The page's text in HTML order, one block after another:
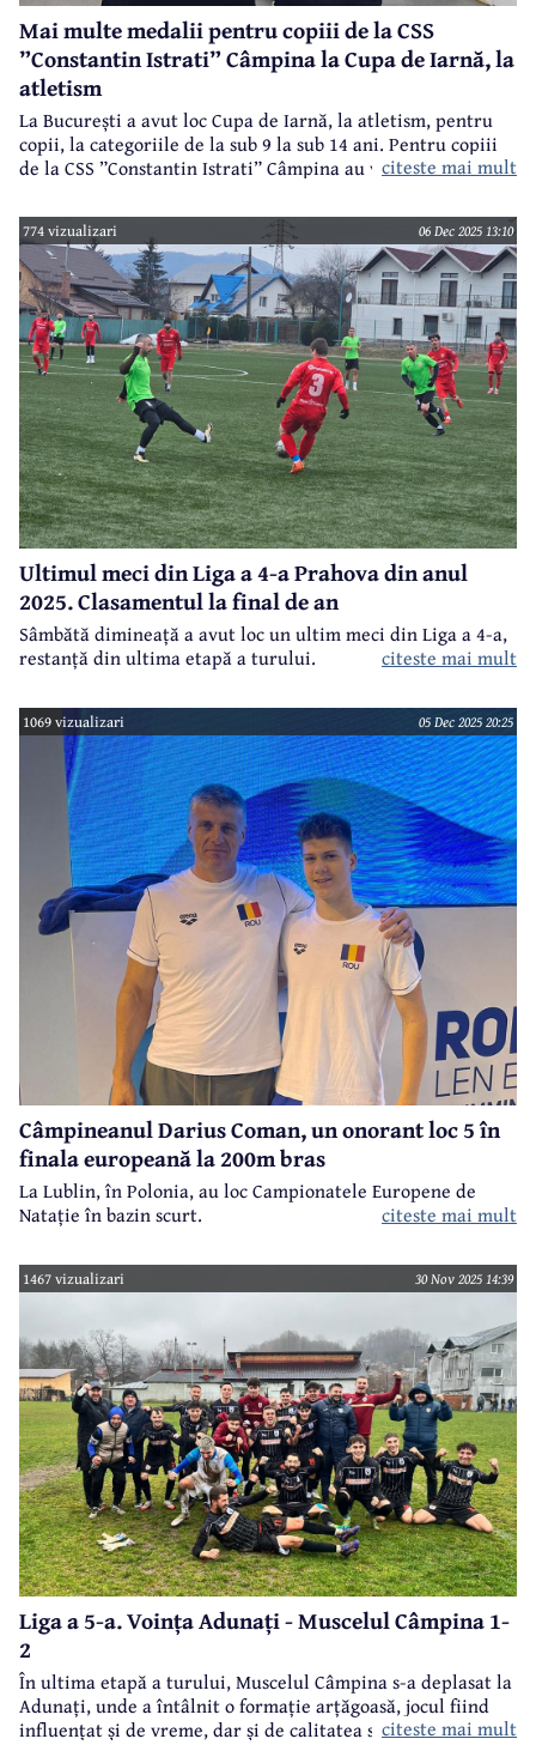
Mai multe medalii pentru copiii de la CSS
”Constantin Istrati” Câmpina la Cupa de Iarnă, la
atletism
La București a avut loc Cupa de Iarnă, la atletism, pentru
copii, la categoriile de la sub 9 la sub 14 ani. Pentru copiii
de la CSS ”Constantin Istrati” Câmpina au venit șiciteste mai mult
774 vizualizari 06 Dec 2025 13:10
Ultimul meci din Liga a 4-a Prahova din anul
2025. Clasamentul la final de an
Sâmbătă dimineață a avut loc un ultim meci din Liga a 4-a,
restanță din ultima etapă a turului.
citeste mai mult
1069 vizualizari 05 Dec 2025 20:25
Câmpineanul Darius Coman, un onorant loc 5 în
finala europeană la 200m bras
La Lublin, în Polonia, au loc Campionatele Europene de
Natație în bazin scurt.
citeste mai mult
1467 vizualizari 30 Nov 2025 14:39
Liga a 5-a. Voința Adunați - Muscelul Câmpina 1-
2
În ultima etapă a turului, Muscelul Câmpina s-a deplasat la
Adunați, unde a întâlnit o formație arțăgoasă, jocul fiind
influențat și de vreme, dar și de calitatea suprafeței de joc.
citeste mai mult